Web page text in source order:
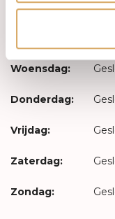
Maandag:
Woensdag:
Donderdag:
Vrijdag:
Zaterdag:
Zondag: